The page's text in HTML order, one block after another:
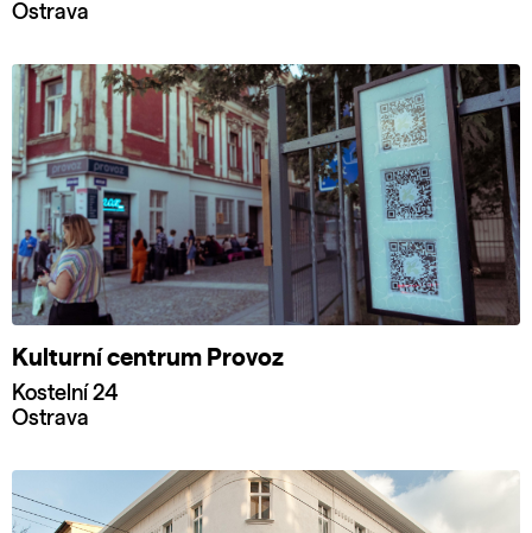
Ostrava
Kulturní centrum Provoz
Kostelní 24
Ostrava